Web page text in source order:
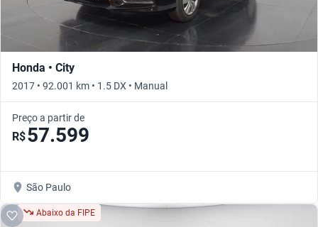
Honda • City
2017 • 92.001 km • 1.5 DX • Manual
Preço a partir de
R$57.599
São Paulo
Abaixo da FIPE